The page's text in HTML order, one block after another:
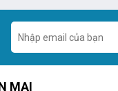
MẠI